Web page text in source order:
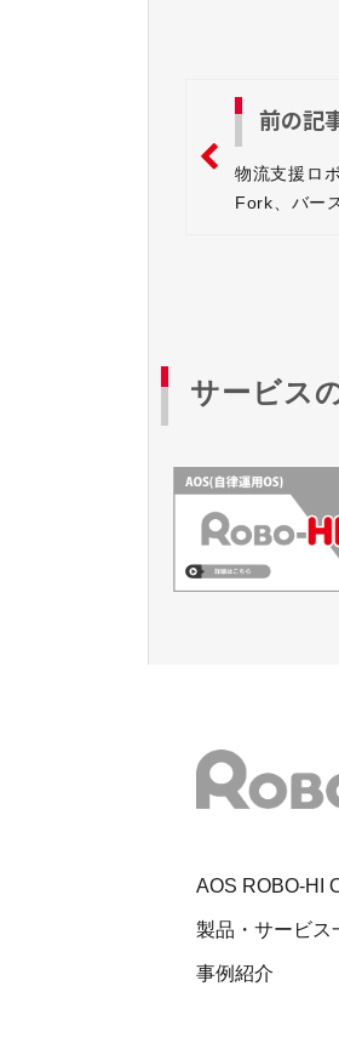
前の記
物流支援ロ
Fork、バー
サービス
AOS ROBO-HI
製品・サービス
事例紹介